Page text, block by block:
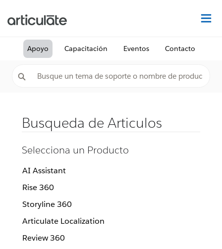
Apoyo Capacitación Eventos Contacto
Busqueda de Articulos
Selecciona un Producto
AI Assistant
Rise 360
Storyline 360
Articulate Localization
Review 360